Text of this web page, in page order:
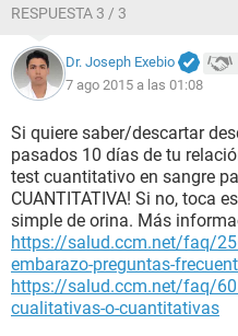
RESPUESTA 3 / 3
Dr. Joseph Exebio
7 ago 2015 a las 01:08
Si quiere saber/descartar
pasados 10 días de tu
test cuantitativo en sangre
CUANTITATIVA! Si no, toca
simple de orina. Más
https://salud.ccm.net/faq/
embarazo-preguntas-
https://salud.ccm.net/faq/
cualitativas-o-cuantitativas